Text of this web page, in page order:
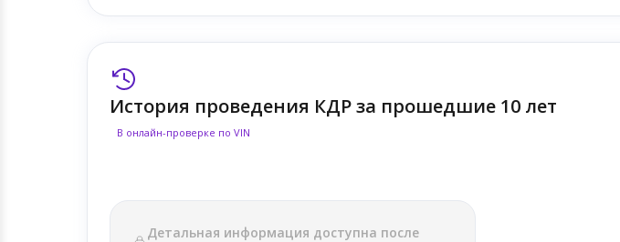
История проведения КДР за прошедшие 10 лет
В онлайн-проверке по VIN
Детальная информация доступна после